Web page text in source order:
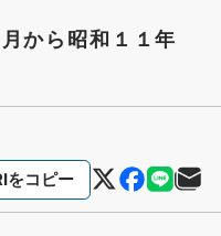
から昭和１１年
をコピー